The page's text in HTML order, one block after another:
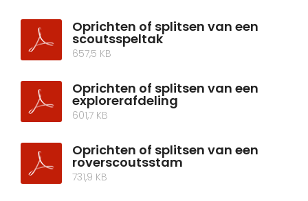
Oprichten of splitsen van een
scoutsspeltak
657,5 KB
Oprichten of splitsen van een
explorerafdeling
601,7 KB
Oprichten of splitsen van een
roverscoutsstam
731,9 KB